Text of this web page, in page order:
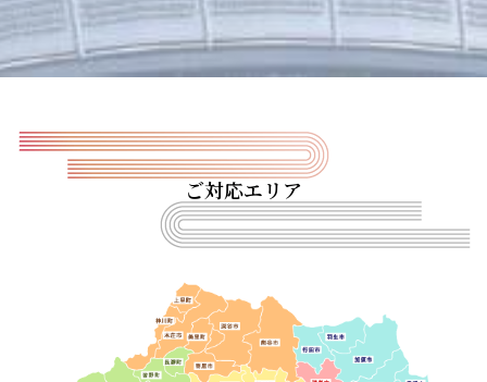
ご対応エリア